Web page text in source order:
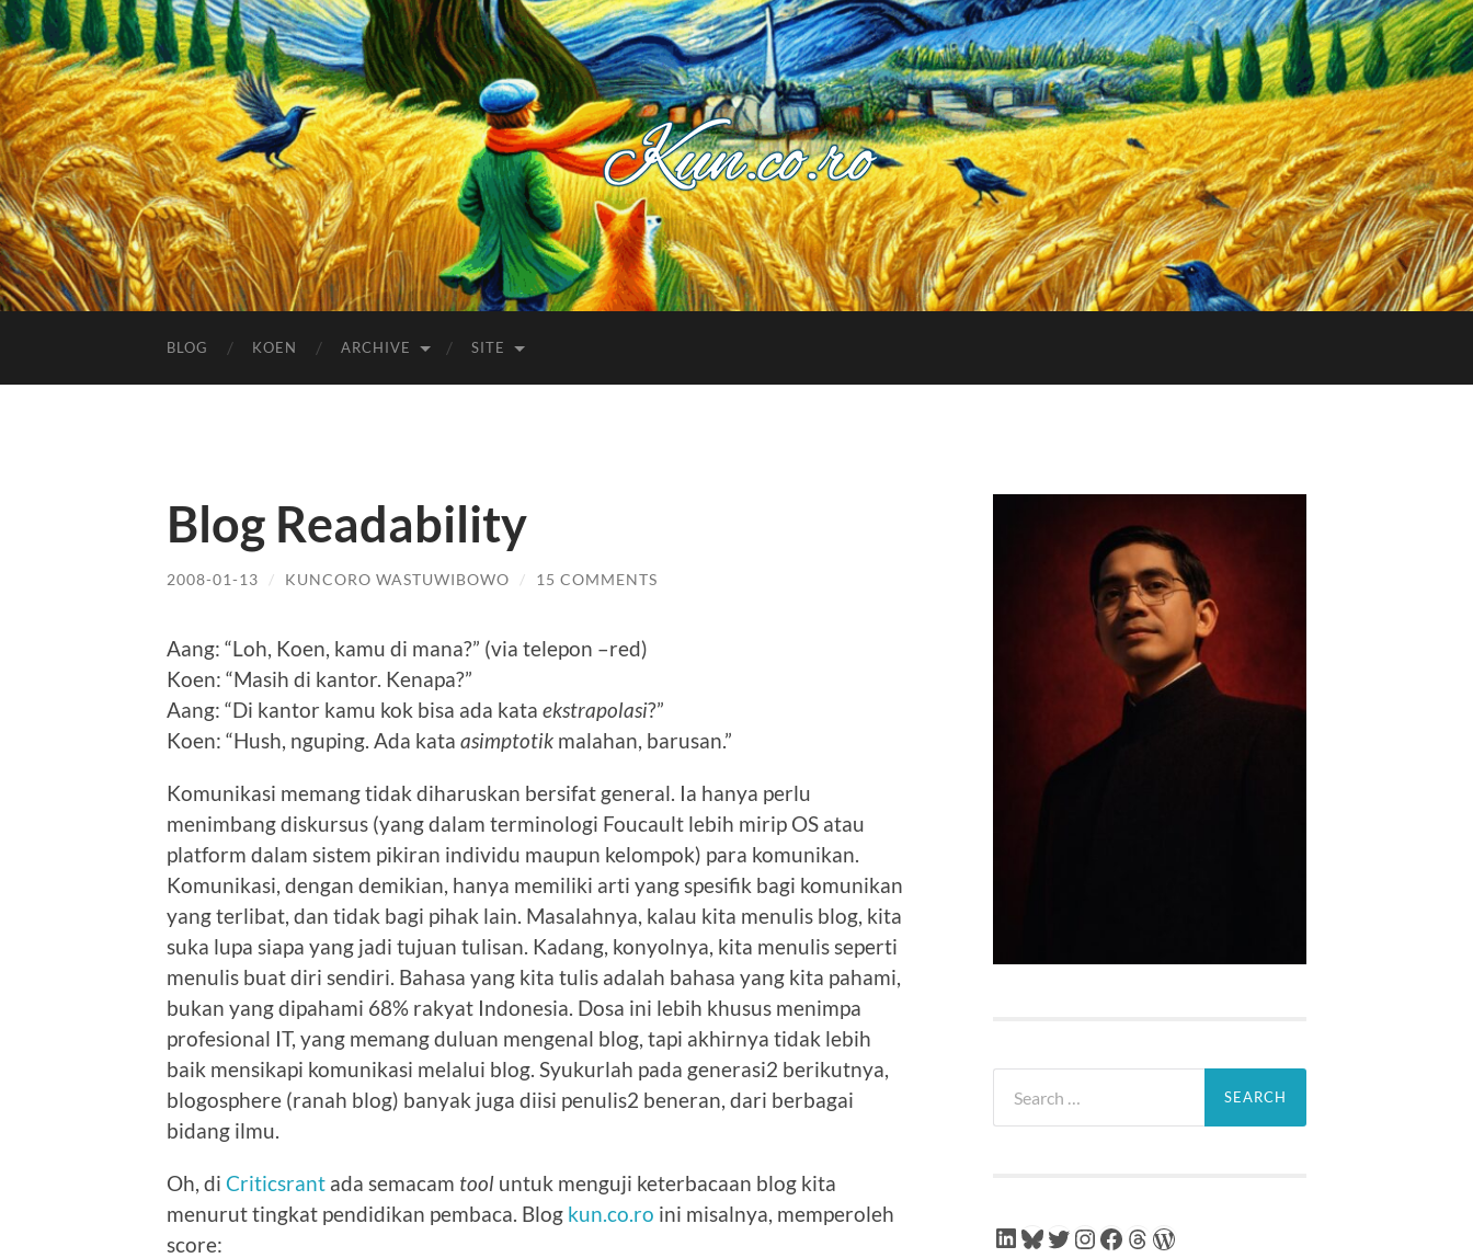
Kuncoro++
BLOG KOEN ARCHIVE SITE
Blog Readability
2008-01-13 / KUNCORO WASTUWIBOWO / 15 COMMENTS
Aang: “Loh, Koen, kamu di mana?” (via telepon –red)
Koen: “Masih di kantor. Kenapa?”
Aang: “Di kantor kamu kok bisa ada kata ekstrapolasi?”
Koen: “Hush, nguping. Ada kata asimptotik malahan, barusan.”
Komunikasi memang tidak diharuskan bersifat general. Ia hanya perlu
menimbang diskursus (yang dalam terminologi Foucault lebih mirip OS atau
platform dalam sistem pikiran individu maupun kelompok) para komunikan.
Komunikasi, dengan demikian, hanya memiliki arti yang spesifik bagi komunikan
yang terlibat, dan tidak bagi pihak lain. Masalahnya, kalau kita menulis blog, kita
suka lupa siapa yang jadi tujuan tulisan. Kadang, konyolnya, kita menulis seperti
menulis buat diri sendiri. Bahasa yang kita tulis adalah bahasa yang kita pahami,
bukan yang dipahami 68% rakyat Indonesia. Dosa ini lebih khusus menimpa
profesional IT, yang memang duluan mengenal blog, tapi akhirnya tidak lebih
baik mensikapi komunikasi melalui blog. Syukurlah pada generasi2 berikutnya,
blogosphere (ranah blog) banyak juga diisi penulis2 beneran, dari berbagai
bidang ilmu.
Oh, di Criticsrant ada semacam tool untuk menguji keterbacaan blog kita
menurut tingkat pendidikan pembaca. Blog kun.co.ro ini misalnya, memperoleh
score:
for:
LinkedIn
Bluesky
Twitter
Instagram
Facebook
Threads
WordPress